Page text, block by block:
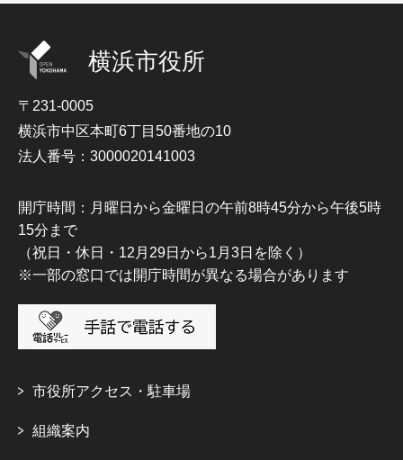
横浜市役所
〒231-0005
横浜市中区本町6丁目50番地の10
法人番号：3000020141003
開庁時間：月曜日から金曜日の午前8時45分から午後5時
15分まで
（祝日・休日・12月29日から1月3日を除く）
※一部の窓口では開庁時間が異なる場合があります
市役所アクセス・駐車場
組織案内